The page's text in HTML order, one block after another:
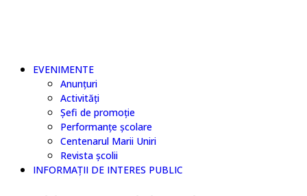
EVENIMENTE
Anunțuri
Activități
Șefi de promoție
Performanțe școlare
Centenarul Marii Uniri
Revista școlii
INFORMAȚII DE INTERES PUBLIC